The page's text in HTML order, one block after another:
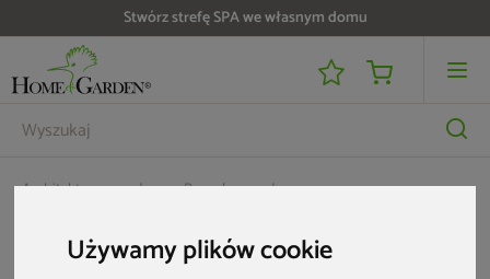
Używamy plików cookie
Stwórz strefę SPA we własnym domu
Architektura ogrodowa
Pergole ogrodowe